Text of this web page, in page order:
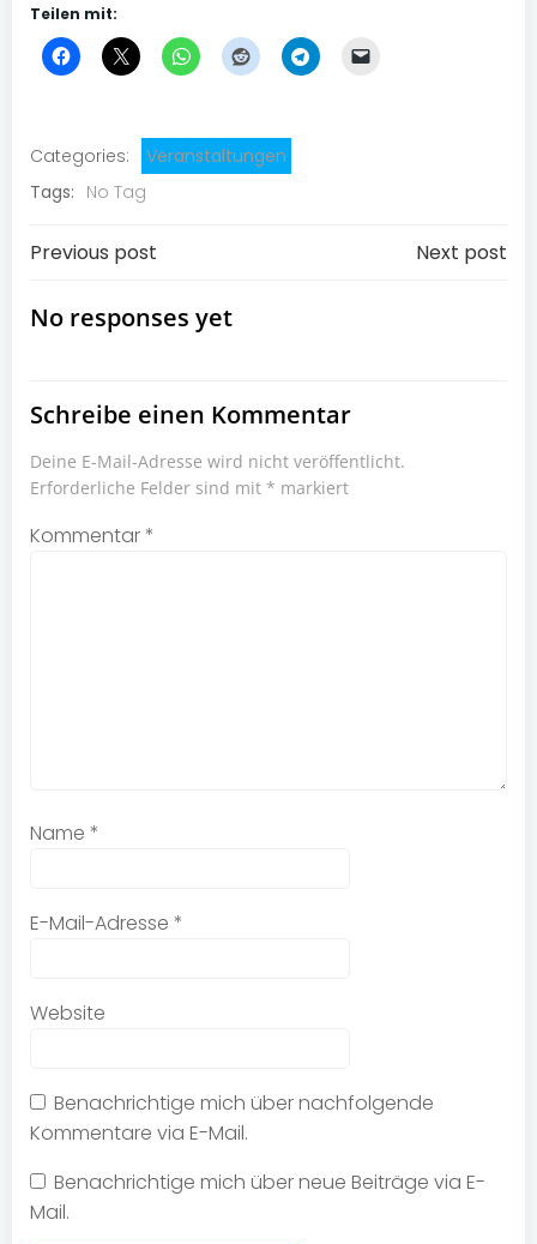
Teilen mit:
Categories:
Veranstaltungen
Tags: No Tag
Post
navigation
Previous post Next post
No responses yet
Schreibe einen Kommentar
Deine E-Mail-Adresse wird nicht veröffentlicht.
Erforderliche Felder sind mit * markiert
Kommentar*
Name *
E-Mail-Adresse *
Website
Benachrichtige mich über nachfolgende
Kommentare via E-Mail.
Benachrichtige mich über neue Beiträge via E-
Mail.